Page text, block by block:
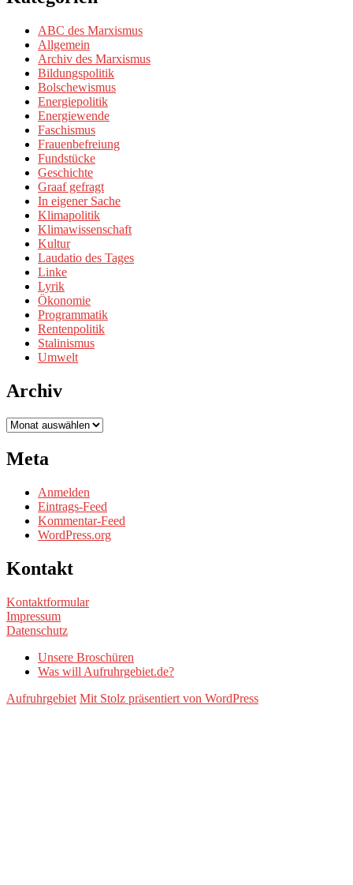
ABC des Marxismus
Allgemein
Archiv des Marxismus
Bildungspolitik
Bolschewismus
Energiepolitik
Energiewende
Faschismus
Frauenbefreiung
Fundstücke
Geschichte
Graaf gefragt
In eigener Sache
Klimapolitik
Klimawissenschaft
Kultur
Laudatio des Tages
Linke
Lyrik
Ökonomie
Programmatik
Rentenpolitik
Stalinismus
Umwelt
Archiv
Archiv
Meta
Anmelden
Eintrags-Feed
Kommentar-Feed
WordPress.org
Kontakt
Kontaktformular
Impressum
Datenschutz
Unsere Broschüren
Was will Aufruhrgebiet.de?
Aufruhrgebiet Mit Stolz präsentiert von WordPress